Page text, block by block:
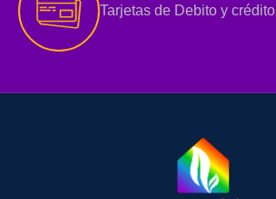
Tarjetas de Debito y crédito